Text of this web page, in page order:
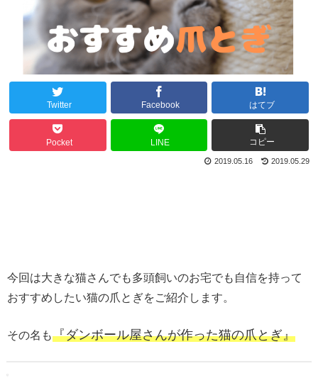
Twitter Facebook はてブ
Pocket LINE コピー
2019.05.29
2019.05.16
今回は大きな猫さんでも多頭飼いのお宅でも自信を持って
おすすめしたい猫の爪とぎをご紹介します。
その名も『ダンボール屋さんが作った猫の爪とぎ』